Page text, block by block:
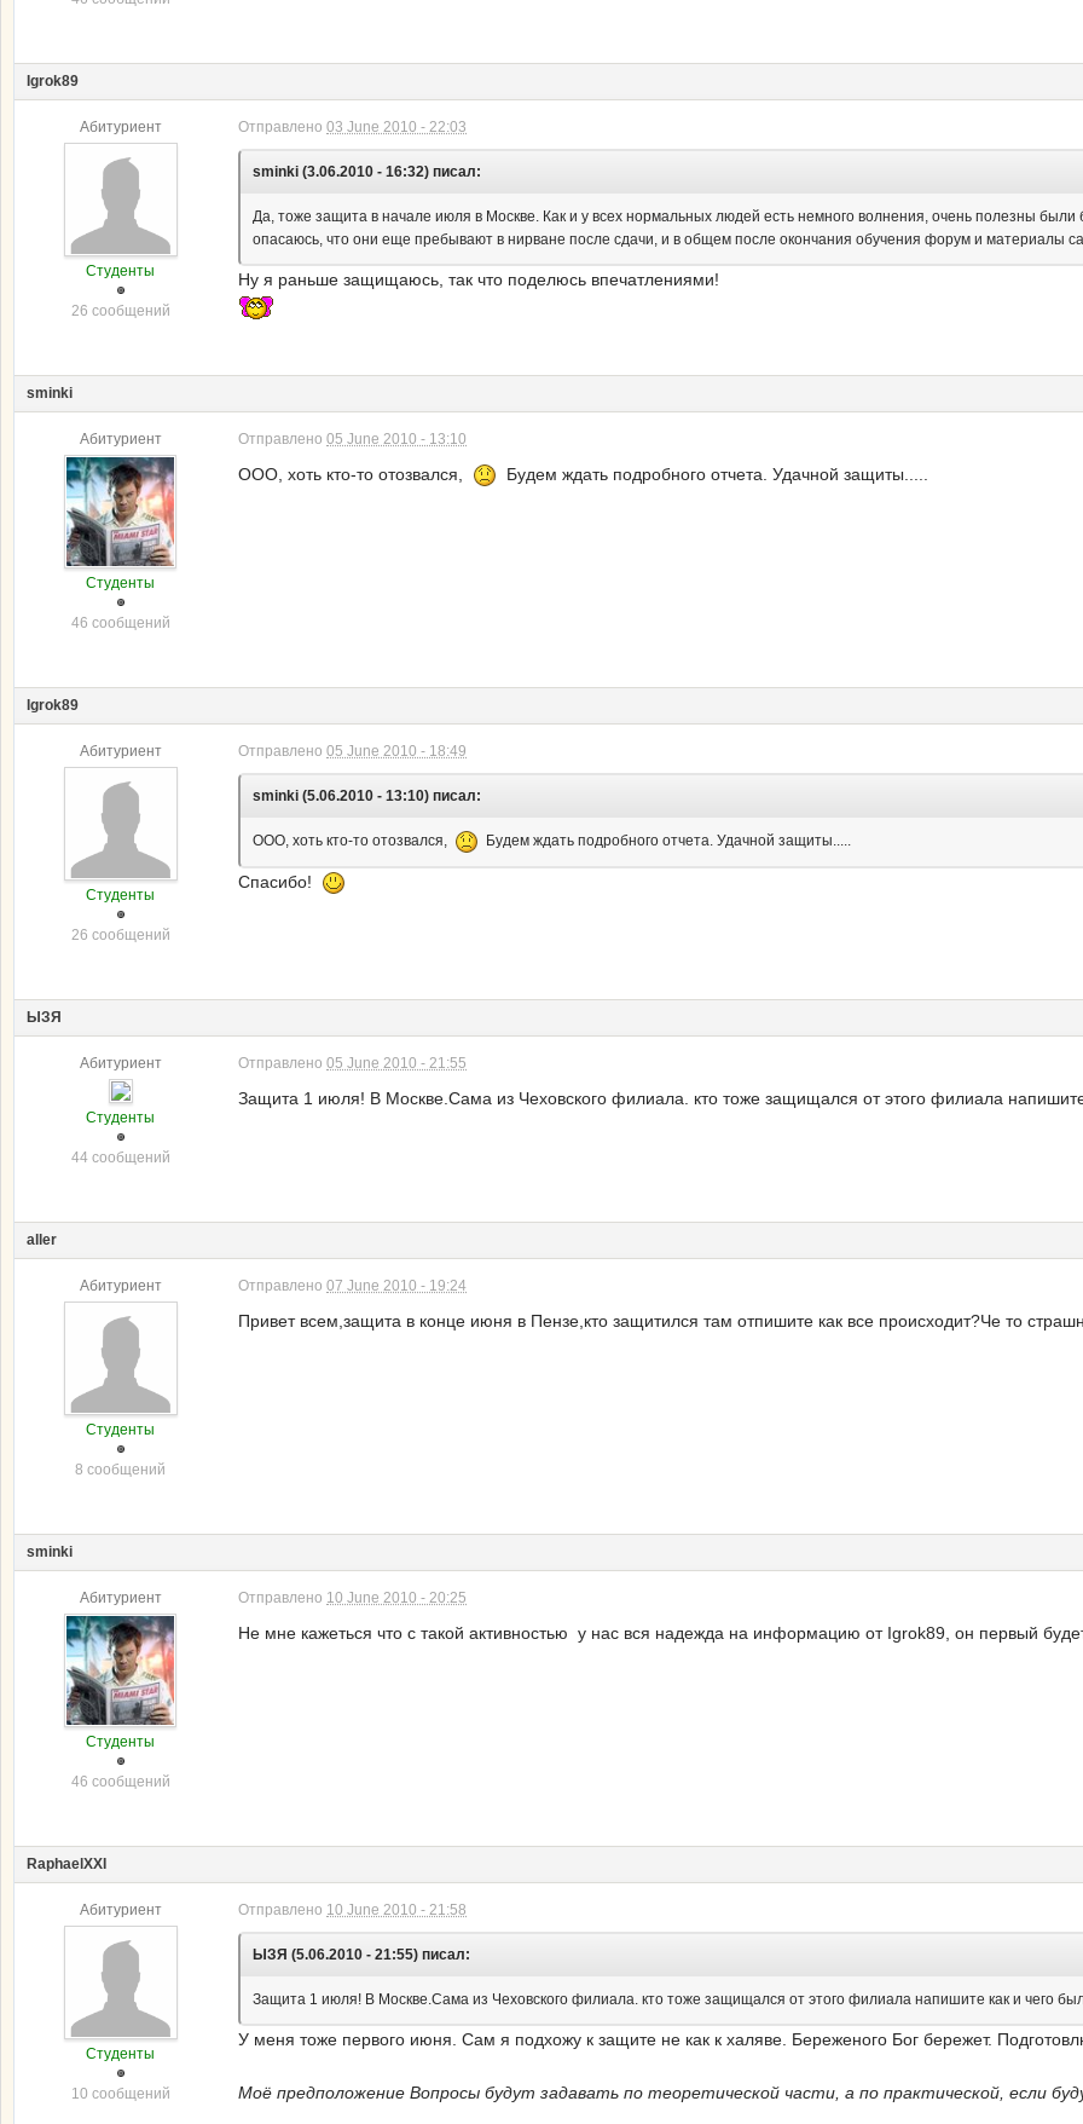
Igrok89
Абитуриент
Студенты
26 сообщений
Отправлено 03 June 2010 - 22:03
sminki (3.06.2010 - 16:32) писал:
Да, тоже защита в начале июля в Москве. Как и у всех нормальных людей есть немного волнения, очень полезны
опасаюсь, что они еще пребывают в нирване после сдачи, и в общем после окончания обучения форум и материалы
Ну я раньше защищаюсь, так что поделюсь впечатлениями!
sminki
Абитуриент
Студенты
46 сообщений
Отправлено 05 June 2010 - 13:10
ООО, хоть кто-то отозвался, Будем ждать подробного отчета. Удачной защиты.....
Igrok89
Абитуриент
Студенты
26 сообщений
Отправлено 05 June 2010 - 18:49
sminki (5.06.2010 - 13:10) писал:
ООО, хоть кто-то отозвался, Будем ждать подробного отчета. Удачной защиты.....
Спасибо!
ЫЗЯ
Абитуриент
Студенты
44 сообщений
Отправлено 05 June 2010 - 21:55
Защита 1 июля! В Москве.Сама из Чеховского филиала. кто тоже защищался от этого филиала
aller
Абитуриент
Студенты
8 сообщений
Отправлено 07 June 2010 - 19:24
Привет всем,защита в конце июня в Пензе,кто защитился там отпишите как все происходит?Че то
sminki
Абитуриент
Студенты
46 сообщений
Отправлено 10 June 2010 - 20:25
Не мне кажеться что с такой активностью у нас вся надежда на информацию от Igrok89, он первый
RaphaelXXI
Абитуриент
Студенты
10 сообщений
Отправлено 10 June 2010 - 21:58
ЫЗЯ (5.06.2010 - 21:55) писал:
Защита 1 июля! В Москве.Сама из Чеховского филиала. кто тоже защищался от этого филиала напишите как и чего
У меня тоже первого июня. Сам я подхожу к защите не как к халяве. Береженого Бог бережет.
Моё предположение Вопросы будут задавать по теоретической части, а по практической, если